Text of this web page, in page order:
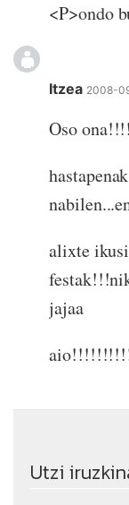
<P>ondo
Itzea 2008-
Oso
alixte
jajaa
Utzi